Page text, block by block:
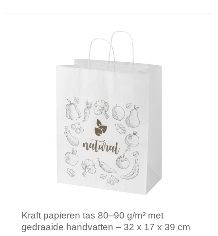
Minimale afname: 50
Kraft papieren tas 80–90 g/m² met
gedraaide handvatten – 32 x 17 x 39 cm